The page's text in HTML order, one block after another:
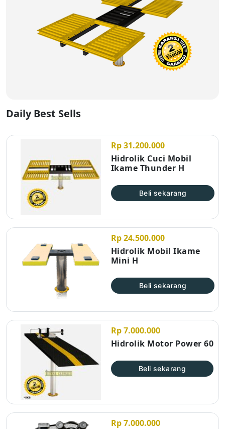
Daily Best Sells
Rp 31.200.000
Hidrolik Cuci Mobil
Ikame Thunder H
Beli sekarang
Rp 24.500.000
Hidrolik Mobil Ikame
Mini H
Beli sekarang
Rp 7.000.000
Hidrolik Motor Power 60
Beli sekarang
Rp 7.000.000